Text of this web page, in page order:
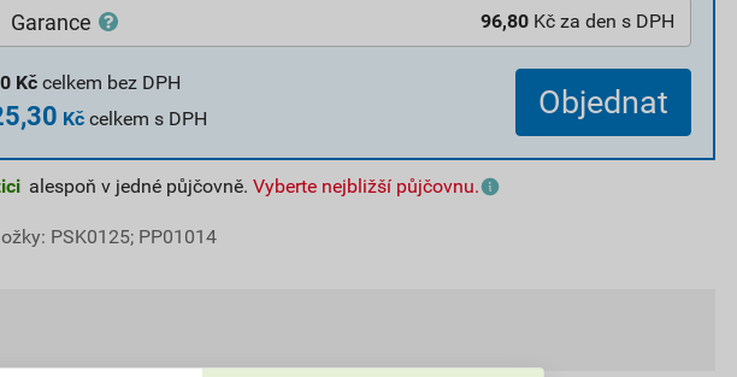
Garance 96,80Kč za den s DPH
Kč celkem bez DPH
Kč celkem s DPH Objednat
alespoň v jedné půjčovně.Vyberte nejbližší půjčovnu.
PSK0125; PP01014